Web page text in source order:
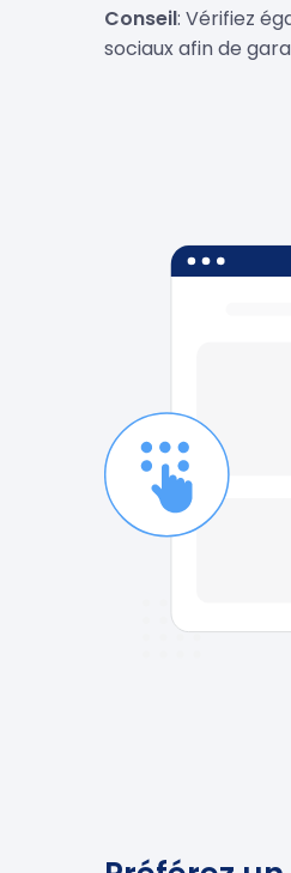
Conseil: Vérifiez
sociaux afin de